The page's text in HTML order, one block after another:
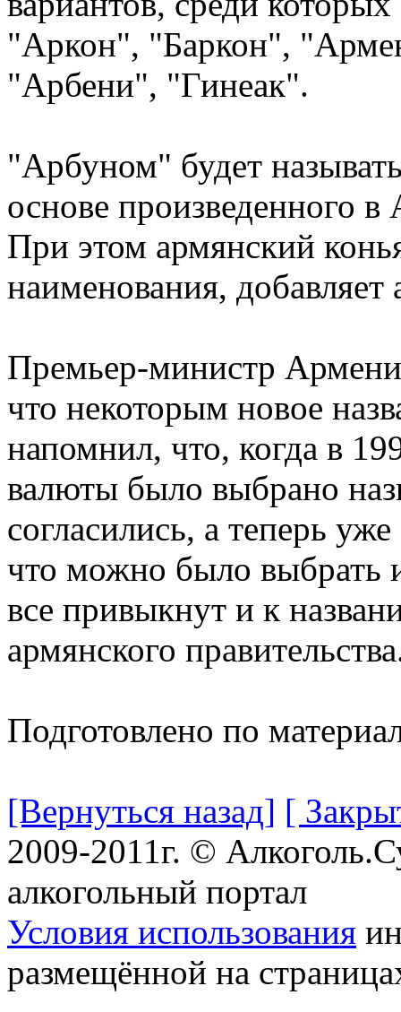
"Аркон", "Баркон",
"Арбени", "Гинеак".
"Арбуном" будет
основе произведенного
При этом армянский
наименования, добавляет
Премьер-министр
что некоторым новое
напомнил, что, когда в
валюты было выбрано
согласились, а теперь
что можно было выбрать
все привыкнут и к
армянского
Подготовлено по
[Вернуться назад] [
2009-2011г. ©
алкогольный портал
Условия использования
размещённой на